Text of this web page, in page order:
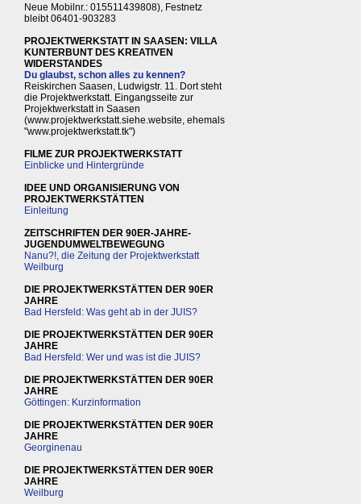
Neue Mobilnr.: 015511439808), Festnetz
bleibt 06401-903283
PROJEKTWERKSTATT IN SAASEN: VILLA
KUNTERBUNT DES KREATIVEN
WIDERSTANDES
Du glaubst, schon alles zu kennen?
Reiskirchen Saasen, Ludwigstr. 11. Dort steht
die Projektwerkstatt. Eingangsseite zur
Projektwerkstatt in Saasen
(www.projektwerkstatt.siehe.website, ehemals
"www.projektwerkstatt.tk")
FILME ZUR PROJEKTWERKSTATT
Einblicke und Hintergründe
IDEE UND ORGANISIERUNG VON
PROJEKTWERKSTÄTTEN
Einleitung
ZEITSCHRIFTEN DER 90ER-JAHRE-
JUGENDUMWELTBEWEGUNG
Nanu?!, die Zeitung der Projektwerkstatt
Weilburg
DIE PROJEKTWERKSTÄTTEN DER 90ER
JAHRE
Bad Hersfeld: Was geht ab in der JUIS?
DIE PROJEKTWERKSTÄTTEN DER 90ER
JAHRE
Bad Hersfeld: Wer und was ist die JUIS?
DIE PROJEKTWERKSTÄTTEN DER 90ER
JAHRE
Göttingen: Kurzinformation
DIE PROJEKTWERKSTÄTTEN DER 90ER
JAHRE
Georginenau
DIE PROJEKTWERKSTÄTTEN DER 90ER
JAHRE
Weilburg